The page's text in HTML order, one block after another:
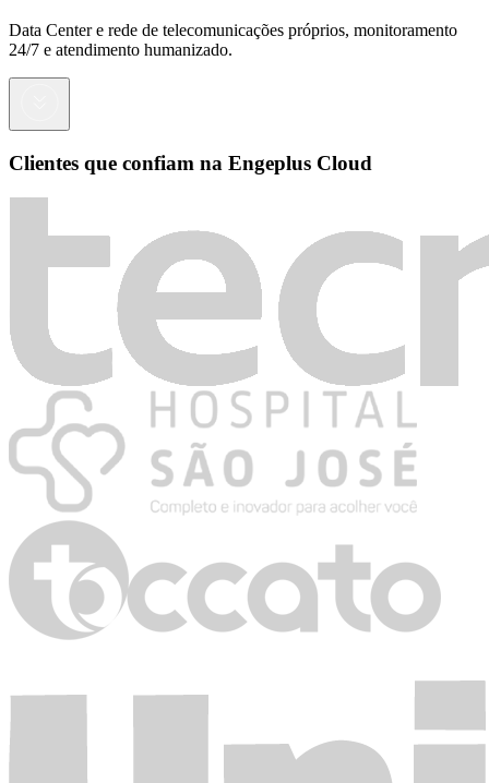
Data Center e rede de telecomunicações próprios, monitoramento
24/7 e atendimento humanizado.
Clientes que confiam na Engeplus Cloud